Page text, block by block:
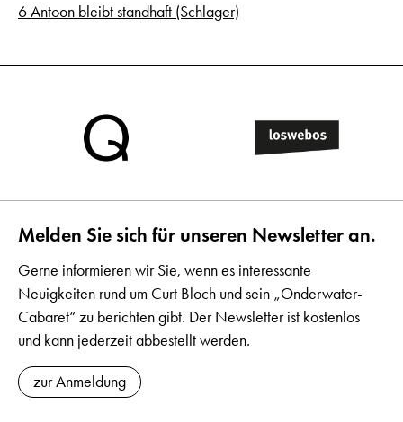
6 Antoon bleibt standhaft (Schlager)
Melden Sie sich für unseren Newsletter an.
Gerne informieren wir Sie, wenn es interessante
Neuigkeiten rund um Curt Bloch und sein „Onderwater-
Cabaret“ zu berichten gibt. Der Newsletter ist kostenlos
und kann jederzeit abbestellt werden.
zur Anmeldung